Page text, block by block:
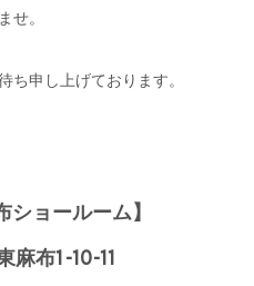
せ。
ち申し上げております。
ショールーム】
麻布1-10-11